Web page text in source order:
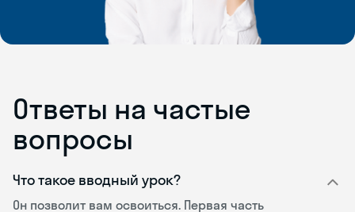
Ответы на частые
вопросы
Что такое вводный урок?
Он позволит вам освоиться. Первая часть